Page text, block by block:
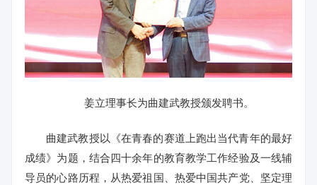
姜立理事长为曲建武教授颁发聘书。
曲建武教授以《在青春的赛道上跑出当代青年的最好
成绩》为题，结合四十余年的教育教学工作经验及一线辅
导员的心路历程，从热爱祖国、热爱中国共产党、坚定理